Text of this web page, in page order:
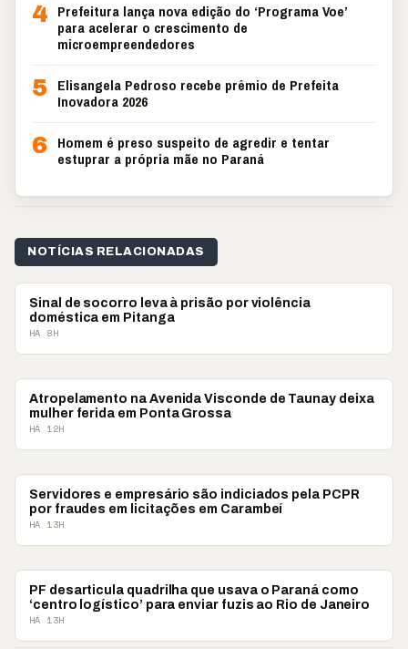
4 Prefeitura lança nova edição do ‘Programa Voe’
para acelerar o crescimento de
microempreendedores
5 Elisangela Pedroso recebe prêmio de Prefeita
Inovadora 2026
6 Homem é preso suspeito de agredir e tentar
estuprar a própria mãe no Paraná
NOTÍCIAS RELACIONADAS
POLICIAL
Sinal de socorro leva à prisão por violência
doméstica em Pitanga
HÁ 8H
POLICIAL
Atropelamento na Avenida Visconde de Taunay deixa
mulher ferida em Ponta Grossa
HÁ 12H
POLICIAL
Servidores e empresário são indiciados pela PCPR
por fraudes em licitações em Carambeí
HÁ 13H
POLICIAL
PF desarticula quadrilha que usava o Paraná como
‘centro logístico’ para enviar fuzis ao Rio de Janeiro
HÁ 13H